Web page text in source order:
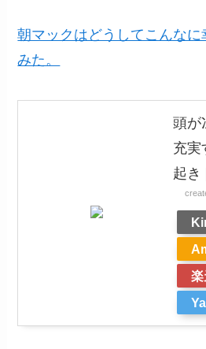
朝マックはどうしてこんな
みた。
頭
充
起き